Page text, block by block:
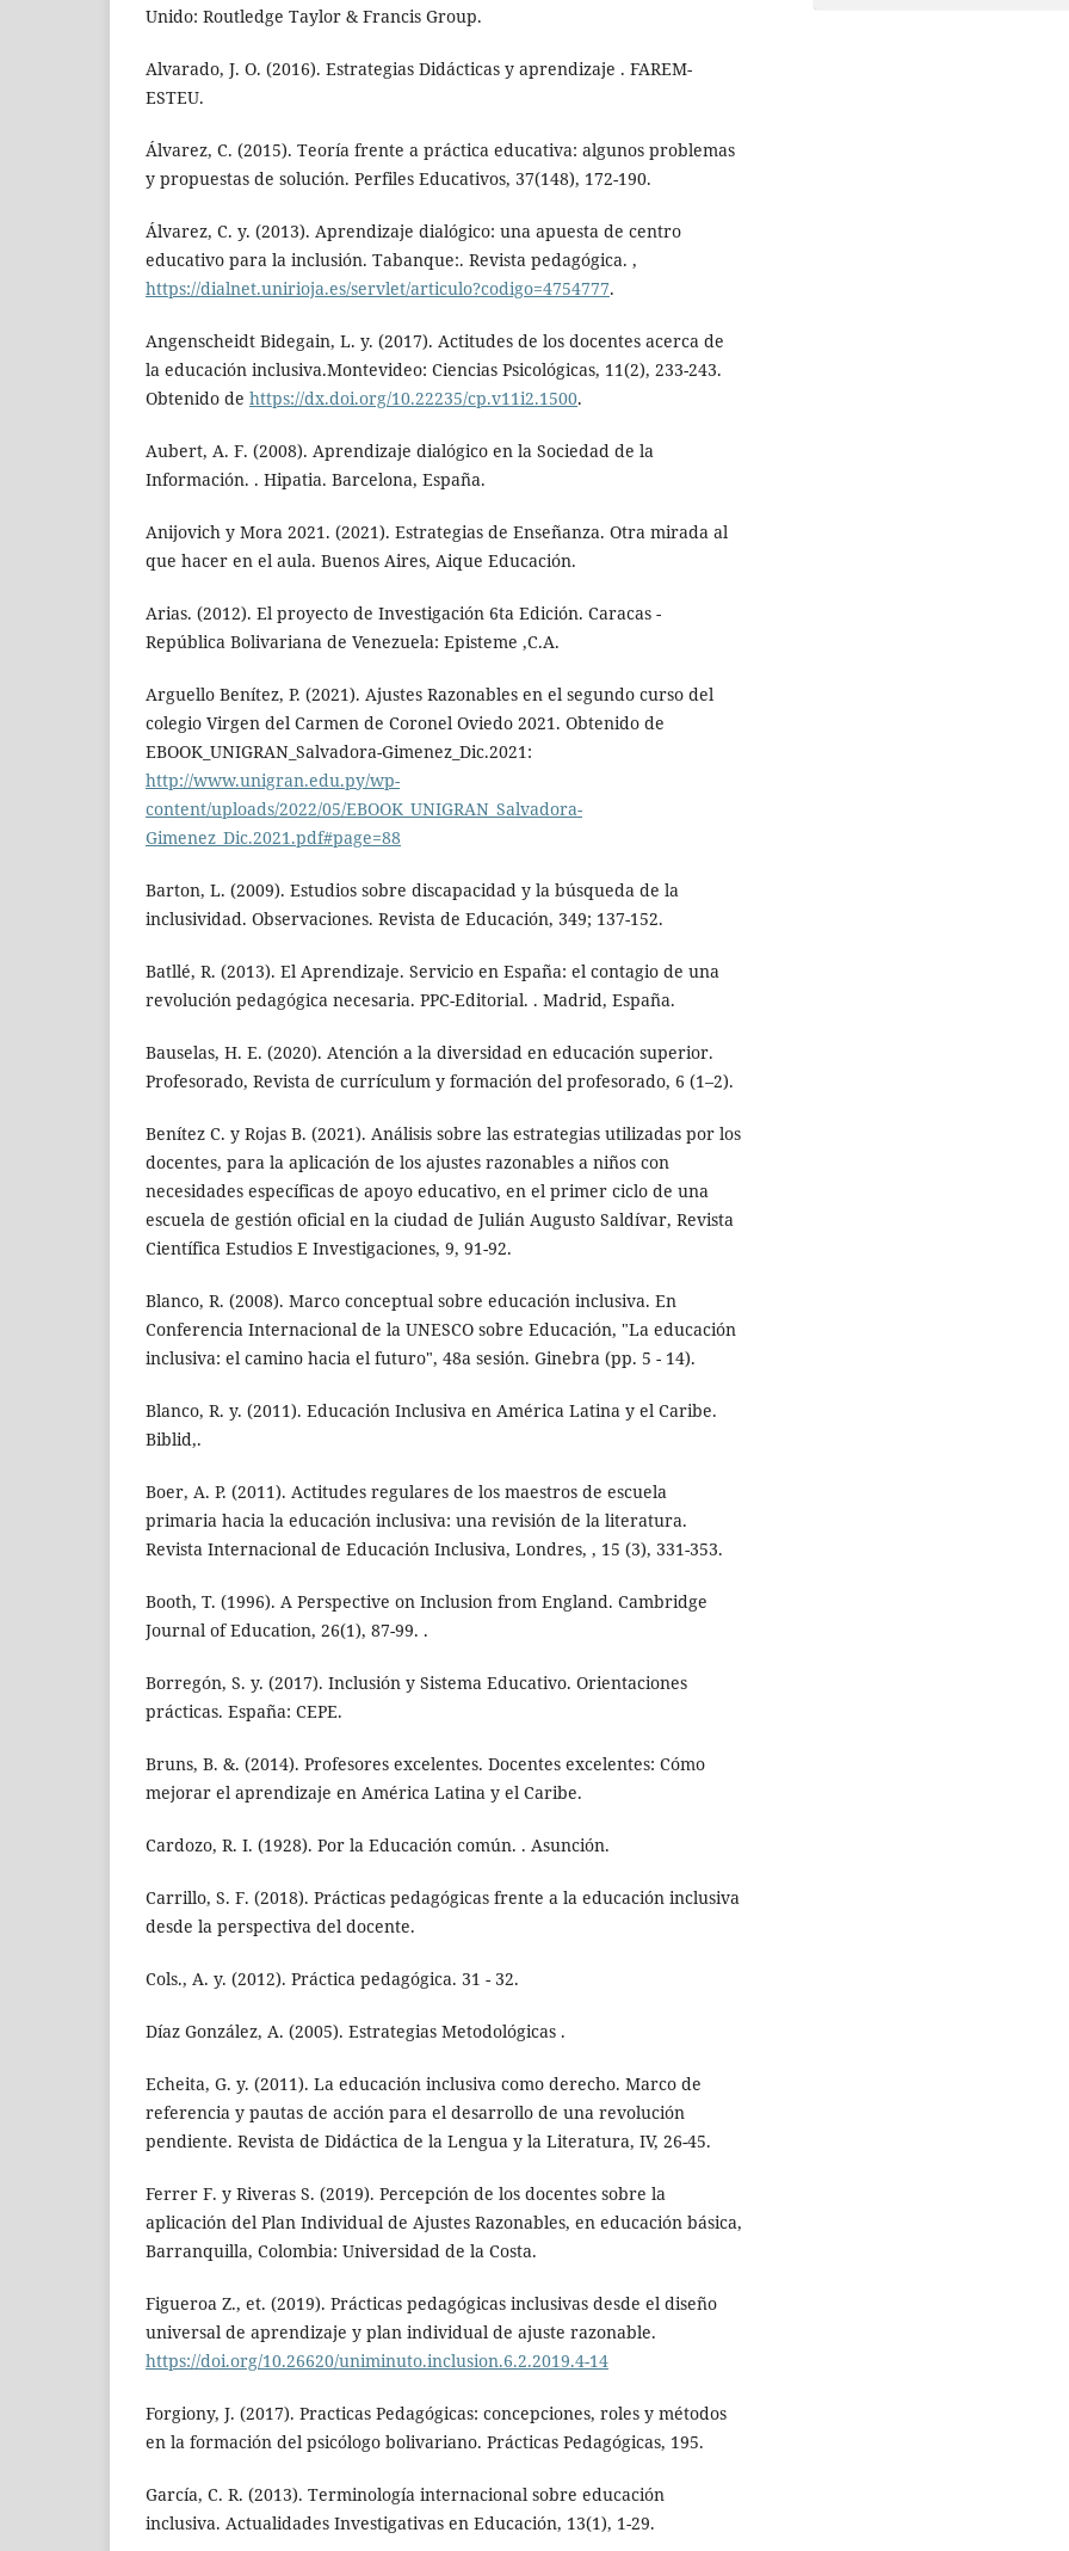
Unido: Routledge Taylor & Francis Group.
Alvarado, J. O. (2016). Estrategias Didácticas y aprendizaje . FAREM-
ESTEU.
Álvarez, C. (2015). Teoría frente a práctica educativa: algunos problemas
y propuestas de solución. Perfiles Educativos, 37(148), 172-190.
Álvarez, C. y. (2013). Aprendizaje dialógico: una apuesta de centro
educativo para la inclusión. Tabanque:. Revista pedagógica. ,
https://dialnet.unirioja.es/servlet/articulo?codigo=4754777.
Angenscheidt Bidegain, L. y. (2017). Actitudes de los docentes acerca de
la educación inclusiva.Montevideo: Ciencias Psicológicas, 11(2), 233-243.
Obtenido de https://dx.doi.org/10.22235/cp.v11i2.1500.
Aubert, A. F. (2008). Aprendizaje dialógico en la Sociedad de la
Información. . Hipatia. Barcelona, España.
Anijovich y Mora 2021. (2021). Estrategias de Enseñanza. Otra mirada al
que hacer en el aula. Buenos Aires, Aique Educación.
Arias. (2012). El proyecto de Investigación 6ta Edición. Caracas -
República Bolivariana de Venezuela: Episteme ,C.A.
Arguello Benítez, P. (2021). Ajustes Razonables en el segundo curso del
colegio Virgen del Carmen de Coronel Oviedo 2021. Obtenido de
EBOOK_UNIGRAN_Salvadora-Gimenez_Dic.2021:
http://www.unigran.edu.py/wp-
content/uploads/2022/05/EBOOK_UNIGRAN_Salvadora-
Gimenez_Dic.2021.pdf#page=88
Barton, L. (2009). Estudios sobre discapacidad y la búsqueda de la
inclusividad. Observaciones. Revista de Educación, 349; 137-152.
Batllé, R. (2013). El Aprendizaje. Servicio en España: el contagio de una
revolución pedagógica necesaria. PPC-Editorial. . Madrid, España.
Bauselas, H. E. (2020). Atención a la diversidad en educación superior.
Profesorado, Revista de currículum y formación del profesorado, 6 (1–2).
Benítez C. y Rojas B. (2021). Análisis sobre las estrategias utilizadas por los
docentes, para la aplicación de los ajustes razonables a niños con
necesidades específicas de apoyo educativo, en el primer ciclo de una
escuela de gestión oficial en la ciudad de Julián Augusto Saldívar, Revista
Científica Estudios E Investigaciones, 9, 91-92.
Blanco, R. (2008). Marco conceptual sobre educación inclusiva. En
Conferencia Internacional de la UNESCO sobre Educación, "La educación
inclusiva: el camino hacia el futuro", 48a sesión. Ginebra (pp. 5 - 14).
Blanco, R. y. (2011). Educación Inclusiva en América Latina y el Caribe.
Biblid,.
Boer, A. P. (2011). Actitudes regulares de los maestros de escuela
primaria hacia la educación inclusiva: una revisión de la literatura.
Revista Internacional de Educación Inclusiva, Londres, , 15 (3), 331-353.
Booth, T. (1996). A Perspective on Inclusion from England. Cambridge
Journal of Education, 26(1), 87-99. .
Borregón, S. y. (2017). Inclusión y Sistema Educativo. Orientaciones
prácticas. España: CEPE.
Bruns, B. &. (2014). Profesores excelentes. Docentes excelentes: Cómo
mejorar el aprendizaje en América Latina y el Caribe.
Cardozo, R. I. (1928). Por la Educación común. . Asunción.
Carrillo, S. F. (2018). Prácticas pedagógicas frente a la educación inclusiva
desde la perspectiva del docente.
Cols., A. y. (2012). Práctica pedagógica. 31 - 32.
Díaz González, A. (2005). Estrategias Metodológicas .
Echeita, G. y. (2011). La educación inclusiva como derecho. Marco de
referencia y pautas de acción para el desarrollo de una revolución
pendiente. Revista de Didáctica de la Lengua y la Literatura, IV, 26-45.
Ferrer F. y Riveras S. (2019). Percepción de los docentes sobre la
aplicación del Plan Individual de Ajustes Razonables, en educación básica,
Barranquilla, Colombia: Universidad de la Costa.
Figueroa Z., et. (2019). Prácticas pedagógicas inclusivas desde el diseño
universal de aprendizaje y plan individual de ajuste razonable.
https://doi.org/10.26620/uniminuto.inclusion.6.2.2019.4-14
Forgiony, J. (2017). Practicas Pedagógicas: concepciones, roles y métodos
en la formación del psicólogo bolivariano. Prácticas Pedagógicas, 195.
García, C. R. (2013). Terminología internacional sobre educación
inclusiva. Actualidades Investigativas en Educación, 13(1), 1-29.